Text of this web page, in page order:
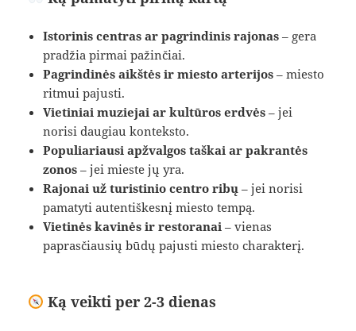
Istorinis centras ar pagrindinis rajonas – gera
pradžia pirmai pažinčiai.
Pagrindinės aikštės ir miesto arterijos – miesto
ritmui pajusti.
Vietiniai muziejai ar kultūros erdvės – jei
norisi daugiau konteksto.
Populiariausi apžvalgos taškai ar pakrantės
zonos – jei mieste jų yra.
Rajonai už turistinio centro ribų – jei norisi
pamatyti autentiškesnį miesto tempą.
Vietinės kavinės ir restoranai – vienas
paprasčiausių būdų pajusti miesto charakterį.
Ką veikti per 2-3 dienas